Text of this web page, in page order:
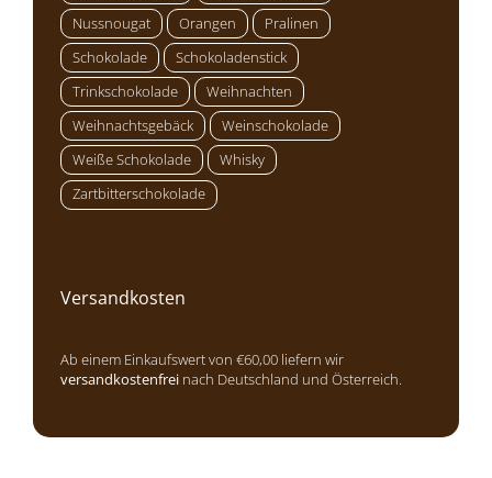
Nussnougat
Orangen
Pralinen
Schokolade
Schokoladenstick
Trinkschokolade
Weihnachten
Weihnachtsgebäck
Weinschokolade
Weiße Schokolade
Whisky
Zartbitterschokolade
Versandkosten
Ab einem Einkaufswert von €60,00 liefern wir
versandkostenfrei nach Deutschland und Österreich.